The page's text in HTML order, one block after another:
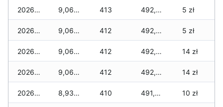
2026-06-23 9,065 zł 413 492,755 zł 5 zł
2026-06-22 9,065 zł 412 492,545 zł 5 zł
2026-06-21 9,065 zł 412 492,280 zł 14 zł
2026-06-20 9,065 zł 412 492,085 zł 14 zł
2026-06-19 8,935 zł 410 491,825 zł 10 zł